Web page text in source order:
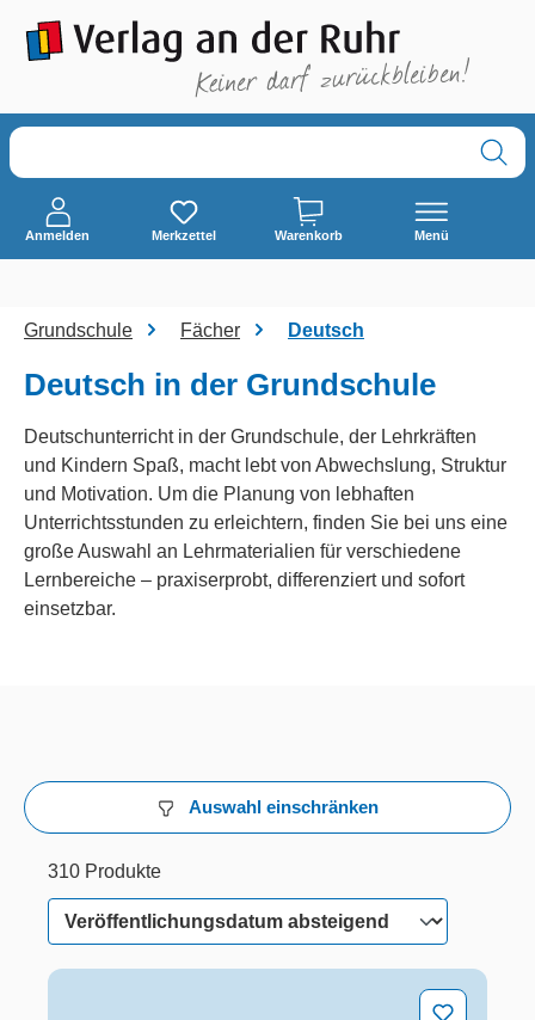
springen
Anmelden Merkzettel Warenkorb Menü
Grundschule Fächer Deutsch
Deutsch in der Grundschule
Deutschunterricht in der Grundschule, der Lehrkräften
und Kindern Spaß, macht lebt von Abwechslung, Struktur
und Motivation. Um die Planung von lebhaften
Unterrichtsstunden zu erleichtern, finden Sie bei uns eine
große Auswahl an Lehrmaterialien für verschiedene
Lernbereiche – praxiserprobt, differenziert und sofort
einsetzbar.
Auswahl einschränken
310 Produkte
29 von 310 Produkten werden angezeigt
310 Produkte
Paket: Leseförderung mit Mathe-Rätseln - 7 Lesehefte